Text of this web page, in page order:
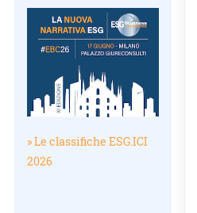
» Le classifiche ESG.ICI
2026